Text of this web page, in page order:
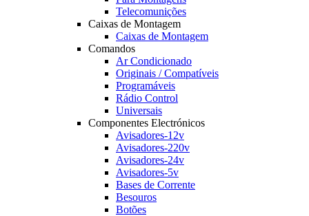
Telecomunições
Caixas de Montagem
Caixas de Montagem
Comandos
Ar Condicionado
Originais / Compatíveis
Programáveis
Rádio Control
Universais
Componentes Electrónicos
Avisadores-12v
Avisadores-220v
Avisadores-24v
Avisadores-5v
Bases de Corrente
Besouros
Botões